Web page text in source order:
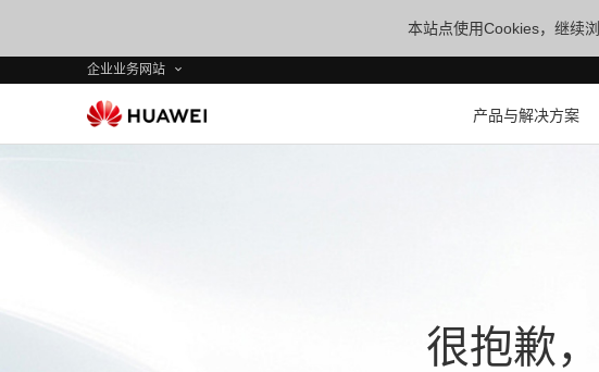
本站点使用Cookies，继续
企业业务网站
产品与解决方案
很抱歉